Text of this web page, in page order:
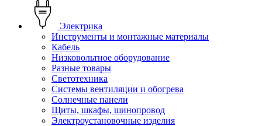
Электрика
Инструменты и монтажные материалы
Кабель
Низковольтное оборудование
Разные товары
Светотехника
Системы вентиляции и обогрева
Солнечные панели
Щиты, шкафы, шинопровод
Электроустановочные изделия